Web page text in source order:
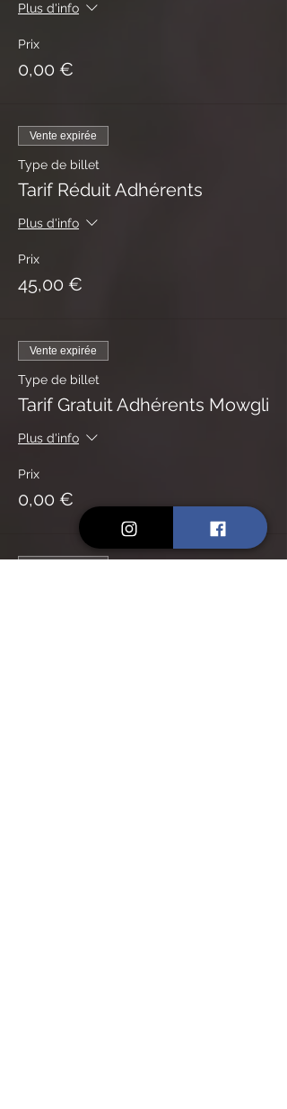
Plus d'info
Prix
0,00 €
Vente expirée
Type de billet
Tarif Réduit Adhérents
Plus d'info
Prix
45,00 €
Vente expirée
Type de billet
Tarif Gratuit Adhérents Mowgli
Plus d'info
Prix
0,00 €